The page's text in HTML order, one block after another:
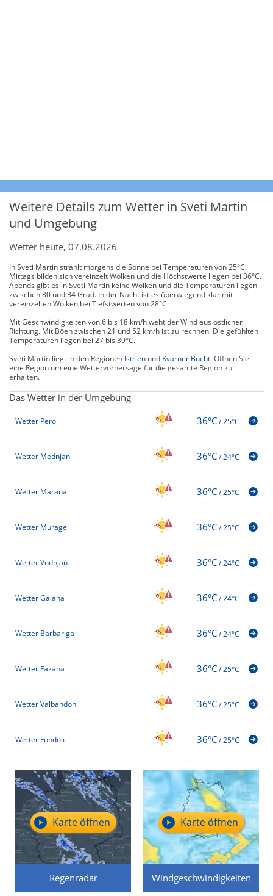
Weitere Details zum Wetter in Sveti Martin
und Umgebung
Wetter heute, 07.08.2026
In Sveti Martin strahlt morgens die Sonne bei Temperaturen von 25°C.
Mittags bilden sich vereinzelt Wolken und die Höchstwerte liegen bei 36°C.
Abends gibt es in Sveti Martin keine Wolken und die Temperaturen liegen
zwischen 30 und 34 Grad. In der Nacht ist es überwiegend klar mit
vereinzelten Wolken bei Tiefstwerten von 28°C.
Mit Geschwindigkeiten von 6 bis 18 km/h weht der Wind aus östlicher
Richtung. Mit Böen zwischen 21 und 52 km/h ist zu rechnen. Die gefühlten
Temperaturen liegen bei 27 bis 39°C.
Sveti Martin liegt in den Regionen Istrien und Kvarner Bucht. Öffnen Sie
eine Region um eine Wettervorhersage für die gesamte Region zu
erhalten.
Das Wetter in der Umgebung
Wetter Peroj 36°C/25°C
Wetter Mednjan 36°C/24°C
Wetter Marana 36°C/25°C
Wetter Murage 36°C/25°C
Wetter Vodnjan 36°C/24°C
Wetter Gajana 36°C/24°C
Wetter Barbariga 36°C/24°C
Wetter Fazana 36°C/25°C
Wetter Valbandon 36°C/25°C
Wetter Fondole 36°C/25°C
Regenradar
Karte öffnen
Windgeschwindigkeiten
Karte öffnen